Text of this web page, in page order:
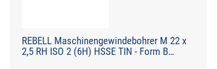
REBELL Maschinengewindebohrer M 22 x
2,5 RH ISO 2 (6H) HSSE TIN - Form B